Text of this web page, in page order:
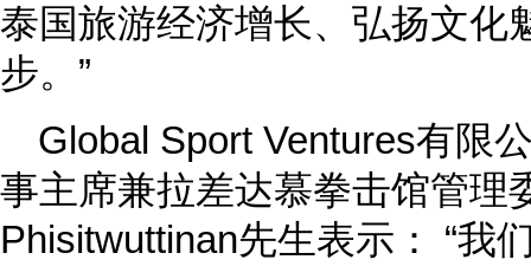
泰国旅游经济增长、弘扬文化
步。”
Global Sport Ventures有限
事主席兼拉差达慕拳击馆管理
Phisitwuttinan先生表示： “我